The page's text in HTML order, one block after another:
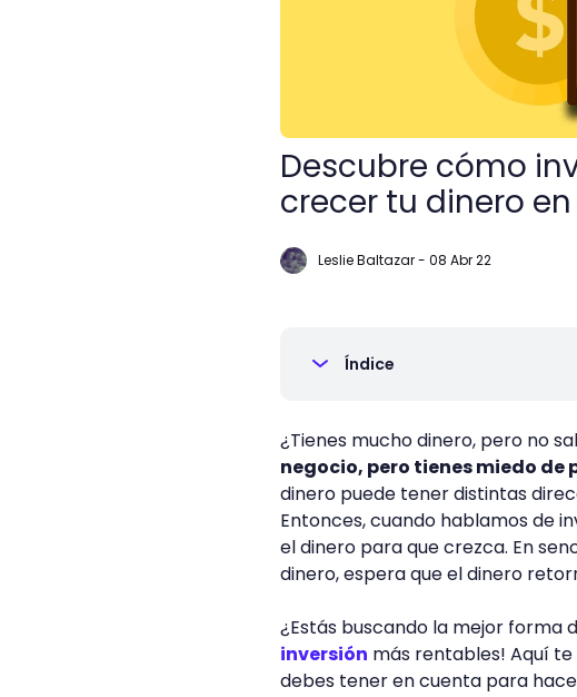
Descubre cómo
crecer tu dinero
Leslie Baltazar- 08 Abr 22
Índice
¿Tienes mucho dinero, pero no
negocio, pero tienes miedo de
dinero puede tener distintas
Entonces, cuando hablamos de
el dinero para que crezca. En
dinero, espera que el dinero
¿Estás buscando la mejor forma
inversión más rentables! Aquí
debes tener en cuenta para